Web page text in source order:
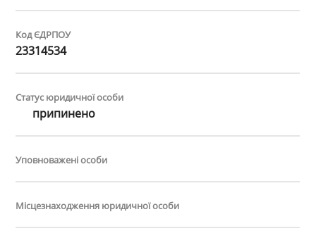
Код ЄДРПОУ
23314534
Статус юридичної особи
припинено
Уповноважені особи
Місцезнаходження юридичної особи